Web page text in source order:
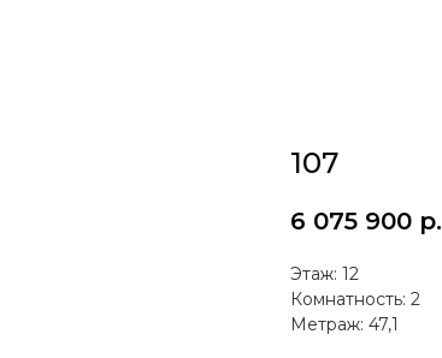
107
6 075 900 р.
Этаж: 12
Комнатность: 2
Метраж: 47,1